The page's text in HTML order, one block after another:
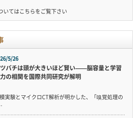
いてはこちらをご覧下さい
5/26
バチは頭が大きいほど賢い——脳容量と学習
の相関を国際共同研究が解明
実験とマイクロCT解析が明かした、「嗅覚処理の